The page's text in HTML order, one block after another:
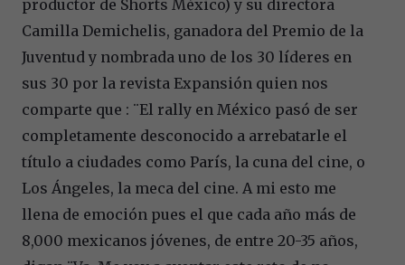
productor de Shorts México) y su directora
Camilla Demichelis, ganadora del Premio de la
Juventud y nombrada uno de los 30 líderes en
sus 30 por la revista Expansión quien nos
comparte que : ¨El rally en México pasó de ser
completamente desconocido a arrebatarle el
título a ciudades como París, la cuna del cine, o
Los Ángeles, la meca del cine. A mi esto me
llena de emoción pues el que cada año más de
8,000 mexicanos jóvenes, de entre 20-35 años,